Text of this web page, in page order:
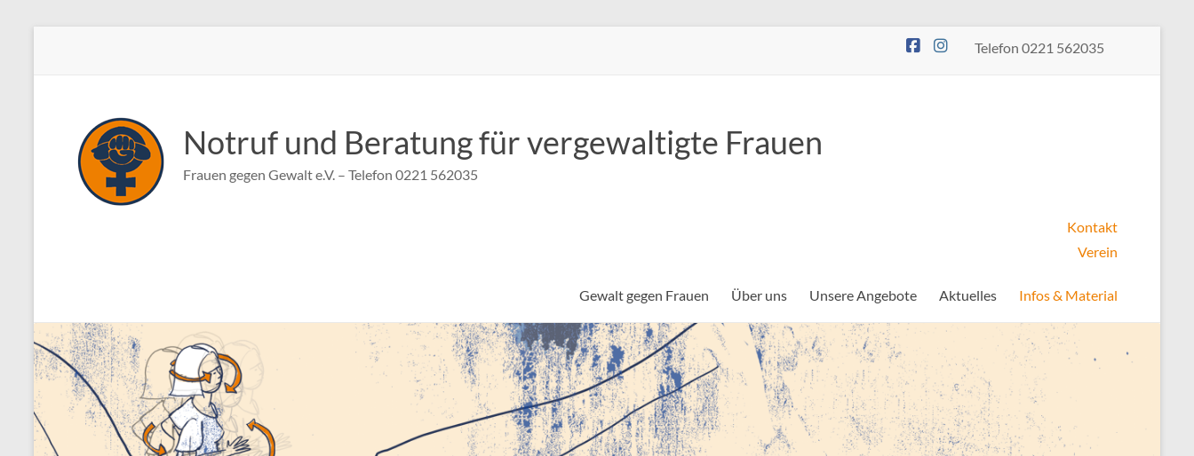
Telefon 0221 562035
Notruf und Beratung für vergewaltigte Frauen
Frauen gegen Gewalt e.V. – Telefon 0221 562035
Kontakt
Verein
Gewalt gegen Frauen Über uns Unsere Angebote Aktuelles Infos & Material